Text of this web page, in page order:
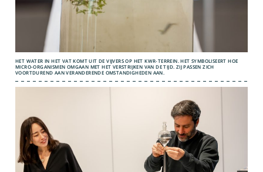
HET WATER IN HET VAT KOMT UIT DE VIJVERS OP HET KWR-TERREIN. HET SYMBOLISEERT HOE
MICRO-ORGANISMEN OMGAAN MET HET VERSTRIJKEN VAN DE TIJD. ZIJ PASSEN ZICH
VOORTDUREND AAN VERANDERENDE OMSTANDIGHEDEN AAN.